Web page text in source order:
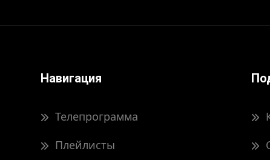
Навигация
Телепрограмма
Плейлисты